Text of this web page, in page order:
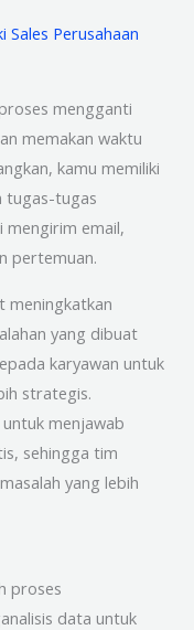
Sales Perusahaan
mengganti
memakan waktu
kamu memiliki
tugas-tugas
email,
pertemuan.
meningkatkan
yang dibuat
karyawan untuk
strategis.
menjawab
sehingga tim
yang lebih
proses
data untuk